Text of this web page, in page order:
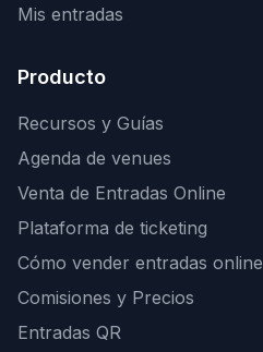
Mis entradas
Producto
Recursos y Guías
Agenda de venues
Venta de Entradas Online
Plataforma de ticketing
Cómo vender entradas online
Comisiones y Precios
Entradas QR